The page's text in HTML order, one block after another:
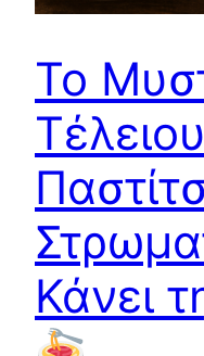
Το
Τέλειου
Κάνει